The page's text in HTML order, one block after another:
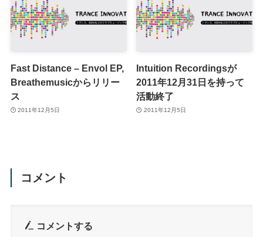
Fast Distance – Envol EP,
Breathemusicからリリー
ス
2011年12月5日
Intuition Recordingsが
2011年12月31日を持って
活動終了
2011年12月5日
コメント
コメントする